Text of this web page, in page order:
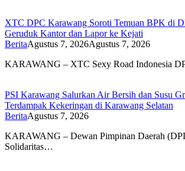
XTC DPC Karawang Soroti Temuan BPK di
Geruduk Kantor dan Lapor ke Kejati
BeritaAgustus 7, 2026Agustus 7, 2026
KARAWANG – XTC Sexy Road Indonesia
PSI Karawang Salurkan Air Bersih dan Susu
Terdampak Kekeringan di Karawang Selatan
BeritaAgustus 7, 2026
KARAWANG – Dewan Pimpinan Daerah
Solidaritas…